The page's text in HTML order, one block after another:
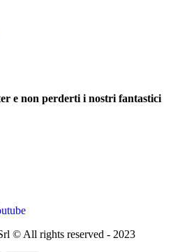
e non perderti i nostri fantastici
© All rights reserved - 2023